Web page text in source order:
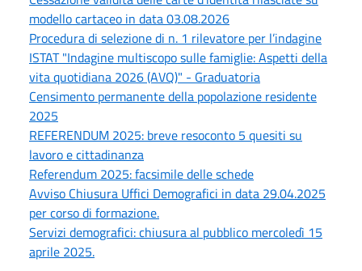
modello cartaceo in data 03.08.2026
Procedura di selezione di n. 1 rilevatore per l’indagine
ISTAT "Indagine multiscopo sulle famiglie: Aspetti della
vita quotidiana 2026 (AVQ)" - Graduatoria
Censimento permanente della popolazione residente
2025
REFERENDUM 2025: breve resoconto 5 quesiti su
lavoro e cittadinanza
Referendum 2025: facsimile delle schede
Avviso Chiusura Uffici Demografici in data 29.04.2025
per corso di formazione.
Servizi demografici: chiusura al pubblico mercoledì 15
aprile 2025.